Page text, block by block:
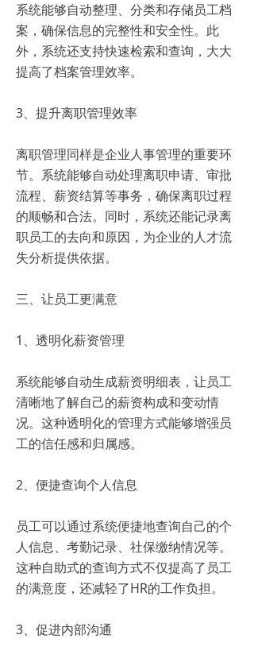
系统能够自动整理、分类和存储员工档
案，确保信息的完整性和安全性。此
外，系统还支持快速检索和查询，大大
提高了档案管理效率。
3、提升离职管理效率
离职管理同样是企业人事管理的重要环
节。系统能够自动处理离职申请、审批
流程、薪资结算等事务，确保离职过程
的顺畅和合法。同时，系统还能记录离
职员工的去向和原因，为企业的人才流
失分析提供依据。
三、让员工更满意
1、透明化薪资管理
系统能够自动生成薪资明细表，让员工
清晰地了解自己的薪资构成和变动情
况。这种透明化的管理方式能够增强员
工的信任感和归属感。
2、便捷查询个人信息
员工可以通过系统便捷地查询自己的个
人信息、考勤记录、社保缴纳情况等。
这种自助式的查询方式不仅提高了员工
的满意度，还减轻了HR的工作负担。
3、促进内部沟通